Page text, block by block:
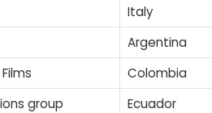
Italy
Argentina
Colombia
group
Ecuador